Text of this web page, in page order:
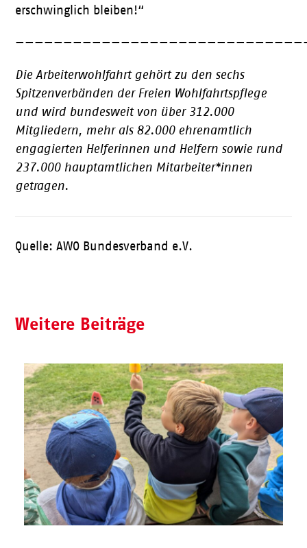
erschwinglich bleiben!“
Die Arbeiterwohlfahrt gehört zu den sechs
Spitzenverbänden der Freien Wohlfahrtspflege
und wird bundesweit von über 312.000
Mitgliedern, mehr als 82.000 ehrenamtlich
engagierten Helferinnen und Helfern sowie rund
237.000 hauptamtlichen Mitarbeiter*innen
getragen.
Quelle: AWO Bundesverband e.V.
Weitere Beiträge